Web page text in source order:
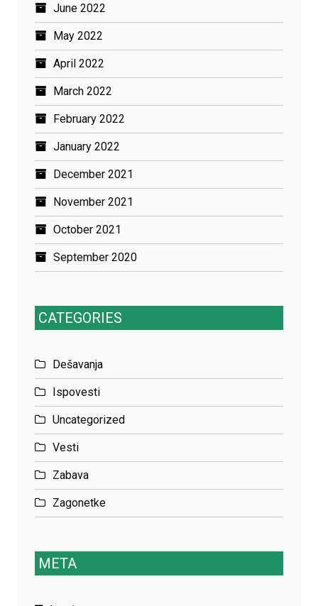
June 2022
May 2022
April 2022
March 2022
February 2022
January 2022
December 2021
November 2021
October 2021
September 2020
CATEGORIES
Dešavanja
Ispovesti
Uncategorized
Vesti
Zabava
Zagonetke
META